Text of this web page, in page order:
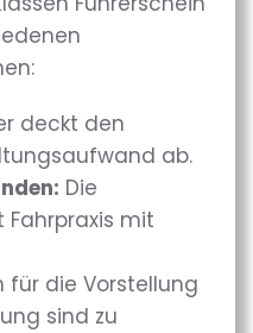
deckt den
ab.
Die
mit
für die Vorstellung
sind zu